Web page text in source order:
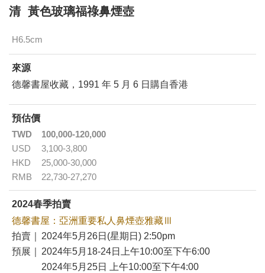
清 黃色玻璃福祿鼻煙壺
H6.5cm
來源
德馨書屋收藏，1991 年 5 月 6 日購自香港
預估價
TWD
100,000-120,000
USD
3,100-3,800
HKD
25,000-30,000
RMB
22,730-27,270
2024春季拍賣
德馨書屋：亞洲重要私人鼻煙壺雅藏Ⅲ
拍賣｜
2024年5月26日(星期日) 2:50pm
預展｜
2024年5月18-24日上午10:00至下午6:00
2024年5月25日 上午10:00至下午4:00